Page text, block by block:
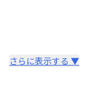
さらに表示する ▼